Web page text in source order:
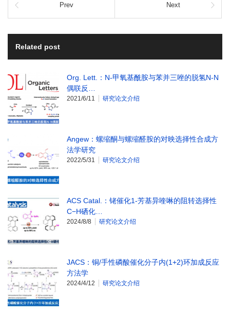
Prev Next
Related post
Org. Lett.：N-甲氧基酰胺与苯并三唑的脱氢N-N
偶联反…
2021/6/11 研究论文介绍
Angew：螺缩酮与螺缩醛胺的对映选择性合成方
法学研究
2022/5/31 研究论文介绍
ACS Catal.：铑催化1-芳基异喹啉的阻转选择性
C−H硒化…
2024/8/8 研究论文介绍
JACS：铜/手性磷酸催化分子内(1+2)环加成反应
方法学
2024/4/12 研究论文介绍